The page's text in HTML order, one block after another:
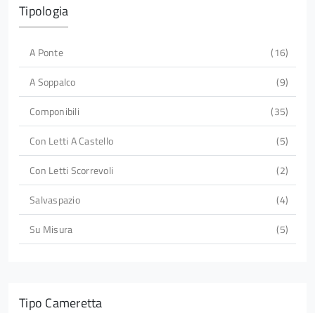
Tipologia
A Ponte
16
A Soppalco
9
Componibili
35
Con Letti A Castello
5
Con Letti Scorrevoli
2
Salvaspazio
4
Su Misura
5
Tipo Cameretta